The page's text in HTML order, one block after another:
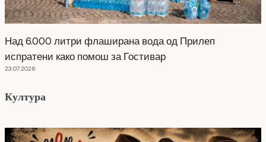
Над 6.000 литри флаширана вода од Прилеп
испратени како помош за Гостивар
23.07.2026
Култура